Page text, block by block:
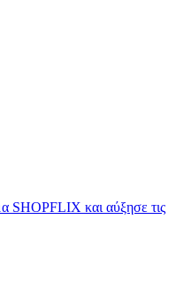
SHOPFLIX και αύξησε τις